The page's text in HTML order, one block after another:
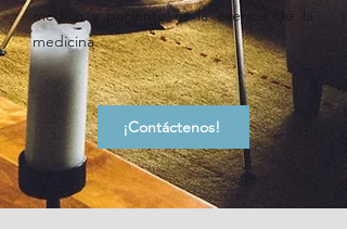
médico y paciente es la esencia de la
medicina.
¡Contáctenos!